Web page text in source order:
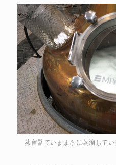
蒸留器でいままさに蒸溜して